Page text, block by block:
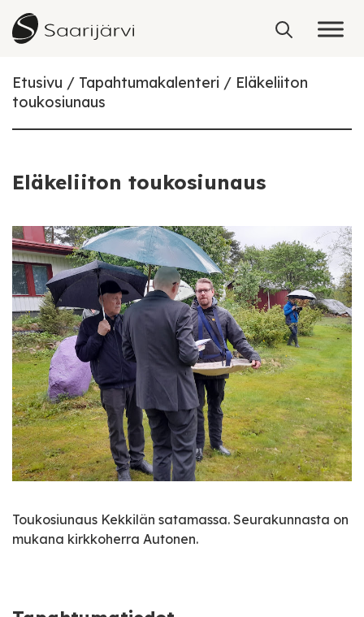
Skip to content
Etusivu Tapahtumakalenteri
Eläkeliiton
toukosiunaus
Eläkeliiton toukosiunaus
Toukosiunaus Kekkilän satamassa. Seurakunnasta on
mukana kirkkoherra Autonen.